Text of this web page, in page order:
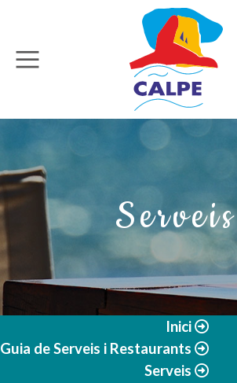
Cerca
Serveis
Inici
Guia de Serveis i Restaurants
Serveis